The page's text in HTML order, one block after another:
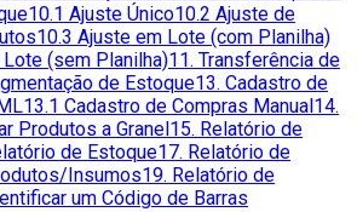
10.1 Ajuste Único10.2 Ajuste de
10.3 Ajuste em Lote (com Planilha)
(sem Planilha)11. Transferência de
de Estoque13. Cadastro de
13.1 Cadastro de Compras Manual 14.
Produtos a Granel 15. Relatório de
de Estoque17. Relatório de
Insumos19. Relatório de
um Código de Barras